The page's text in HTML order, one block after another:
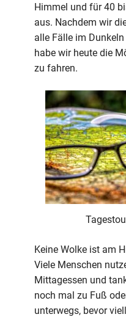
Himmel und für 40
aus. Nachdem wir
alle Fälle im
habe wir heute die
zu fahren.
Keine Wolke ist am
Viele Menschen
Mittagessen und
noch mal zu Fuß
unterwegs, bevor